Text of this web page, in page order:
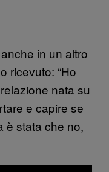
in un altro
ricevuto: “Ho
nata su
e capire se
è stata che no,